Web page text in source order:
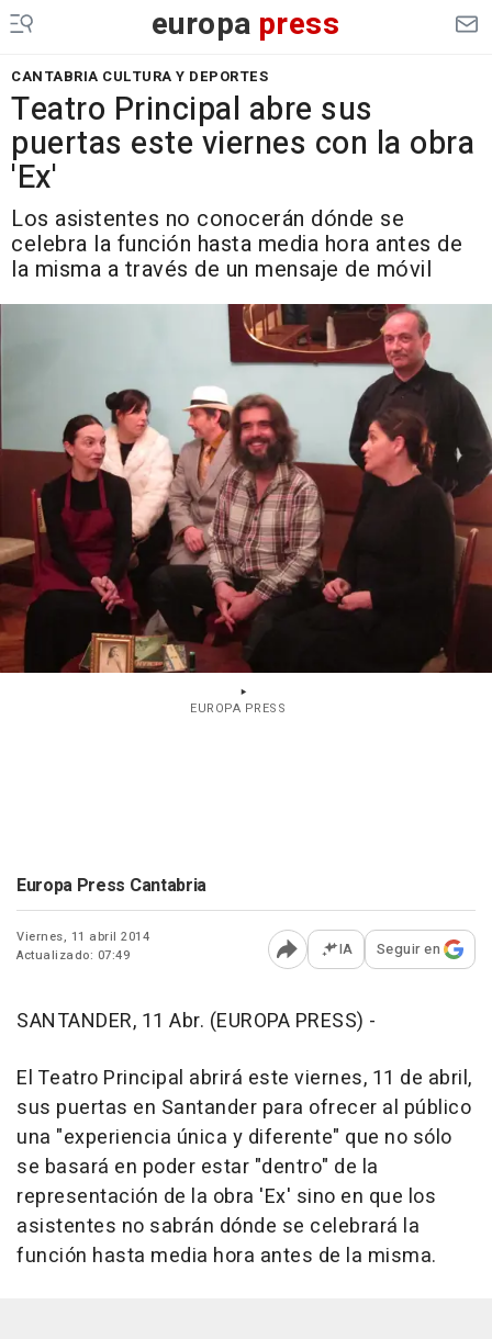
europa press
CANTABRIA CULTURA Y DEPORTES
Teatro Principal abre sus
puertas este viernes con la obra
'Ex'
Los asistentes no conocerán dónde se
celebra la función hasta media hora antes de
la misma a través de un mensaje de móvil
EUROPA PRESS
Europa Press Cantabria
Viernes, 11 abril 2014
Actualizado: 07:49
Abrir opciones para
IA Seguir en
SANTANDER, 11 Abr. (EUROPA PRESS) -
El Teatro Principal abrirá este viernes, 11 de abril,
sus puertas en Santander para ofrecer al público
una "experiencia única y diferente" que no sólo
se basará en poder estar "dentro" de la
representación de la obra 'Ex' sino en que los
asistentes no sabrán dónde se celebrará la
función hasta media hora antes de la misma.